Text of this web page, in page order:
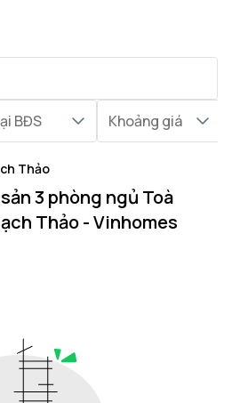
BĐS Khoảng giá
Thảo
3 phòng ngủ Toà
Thảo - Vinhomes